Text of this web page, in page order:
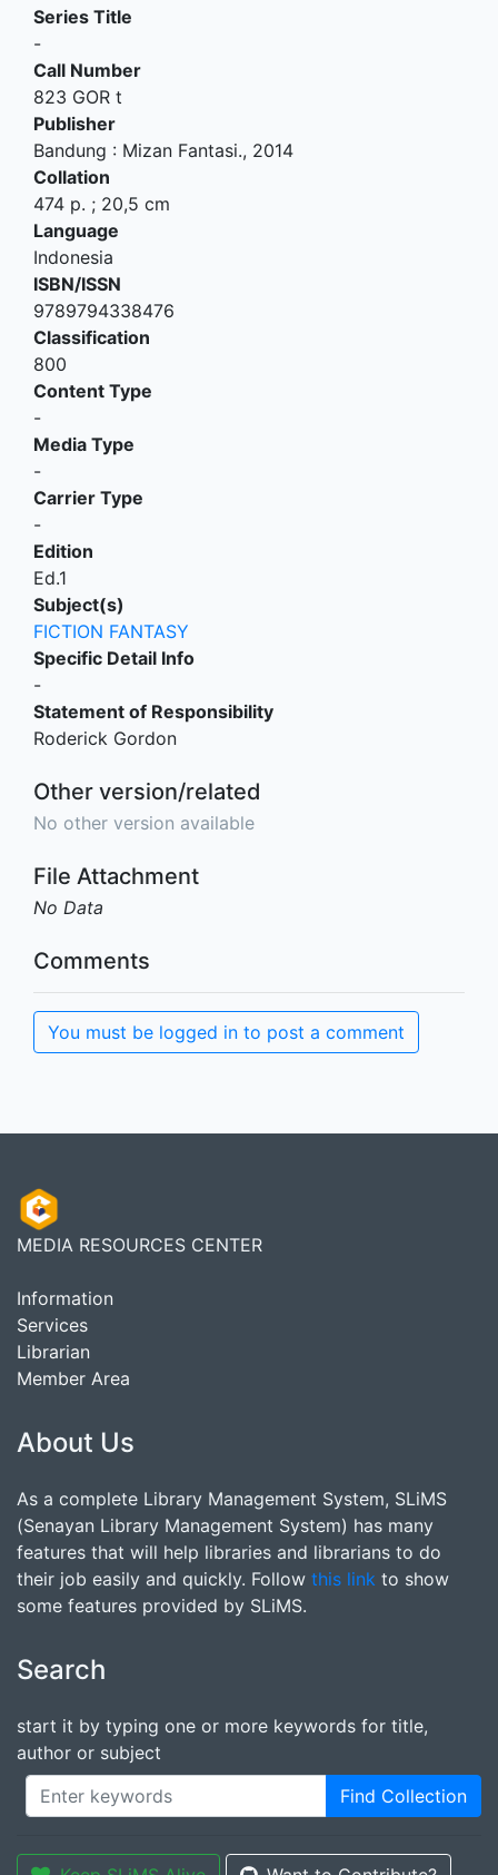
Series Title
-
Call Number
823 GOR t
Publisher
Bandung : Mizan Fantasi., 2014
Collation
474 p. ; 20,5 cm
Language
Indonesia
ISBN/ISSN
9789794338476
Classification
800
Content Type
-
Media Type
-
Carrier Type
-
Edition
Ed.1
Subject(s)
FICTION FANTASY
Specific Detail Info
-
Statement of Responsibility
Roderick Gordon
Other version/related
No other version available
File Attachment
No Data
Comments
You must be logged in to post a comment
MEDIA RESOURCES CENTER
Information
Services
Librarian
Member Area
About Us
As a complete Library Management System, SLiMS
(Senayan Library Management System) has many
features that will help libraries and librarians to do
their job easily and quickly. Follow this link to show
some features provided by SLiMS.
Search
start it by typing one or more keywords for title,
author or subject
Find Collection